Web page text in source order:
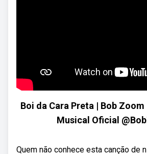
Boi da Cara Preta | Bob
Musical Oficial
Quem não conhece esta canção de